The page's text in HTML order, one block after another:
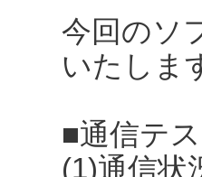
今回のソ
いたしま
■通信テ
(1)通信状